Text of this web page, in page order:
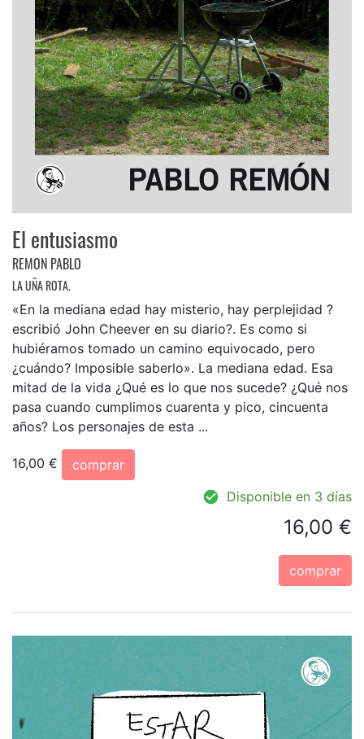
El entusiasmo
REMON PABLO
LA UÑA ROTA.
«En la mediana edad hay misterio, hay perplejidad ?
escribió John Cheever en su diario?. Es como si
hubiéramos tomado un camino equivocado, pero
¿cuándo? Imposible saberlo». La mediana edad. Esa
mitad de la vida ¿Qué es lo que nos sucede? ¿Qué nos
pasa cuando cumplimos cuarenta y pico, cincuenta
años? Los personajes de esta ...
16,00 €
comprar
Disponible en 3 días
16,00 €
comprar